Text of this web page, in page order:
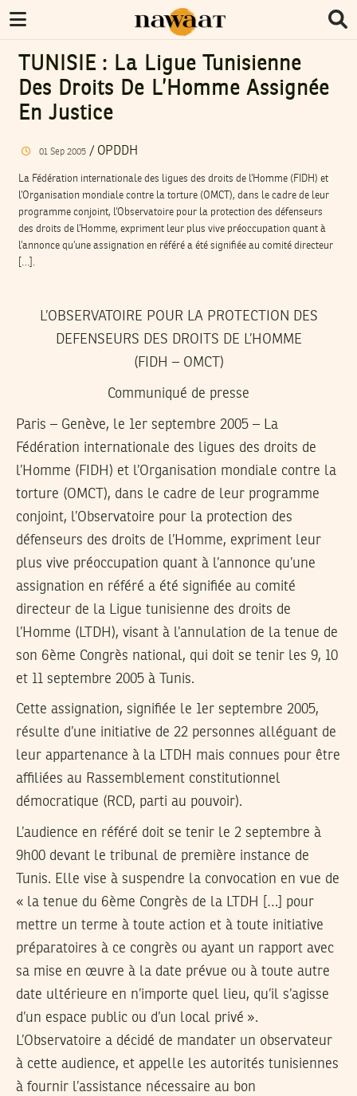
TUNISIE : La Ligue Tunisienne
Des Droits De L’Homme Assignée
En Justice
01 Sep 2005/ OPDDH
La Fédération internationale des ligues des droits de l’Homme (FIDH) et
l’Organisation mondiale contre la torture (OMCT), dans le cadre de leur
programme conjoint, l’Observatoire pour la protection des défenseurs
des droits de l’Homme, expriment leur plus vive préoccupation quant à
l’annonce qu’une assignation en référé a été signifiée au comité directeur
[…].
L’OBSERVATOIRE POUR LA PROTECTION DES
DEFENSEURS DES DROITS DE L’HOMME
(FIDH – OMCT)
Communiqué de presse
Paris – Genève, le 1er septembre 2005 – La
Fédération internationale des ligues des droits de
l’Homme (FIDH) et l’Organisation mondiale contre la
torture (OMCT), dans le cadre de leur programme
conjoint, l’Observatoire pour la protection des
défenseurs des droits de l’Homme, expriment leur
plus vive préoccupation quant à l’annonce qu’une
assignation en référé a été signifiée au comité
directeur de la Ligue tunisienne des droits de
l’Homme (LTDH), visant à l’annulation de la tenue de
son 6ème Congrès national, qui doit se tenir les 9, 10
et 11 septembre 2005 à Tunis.
Cette assignation, signifiée le 1er septembre 2005,
résulte d’une initiative de 22 personnes alléguant de
leur appartenance à la LTDH mais connues pour être
affiliées au Rassemblement constitutionnel
démocratique (RCD, parti au pouvoir).
L’audience en référé doit se tenir le 2 septembre à
9h00 devant le tribunal de première instance de
Tunis. Elle vise à suspendre la convocation en vue de
« la tenue du 6ème Congrès de la LTDH […] pour
mettre un terme à toute action et à toute initiative
préparatoires à ce congrès ou ayant un rapport avec
sa mise en œuvre à la date prévue ou à toute autre
date ultérieure en n’importe quel lieu, qu’il s’agisse
d’un espace public ou d’un local privé ».
L’Observatoire a décidé de mandater un observateur
à cette audience, et appelle les autorités tunisiennes
à fournir l’assistance nécessaire au bon